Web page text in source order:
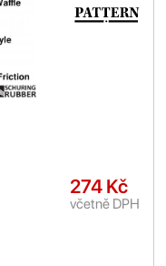
274 Kč
včetně DPH